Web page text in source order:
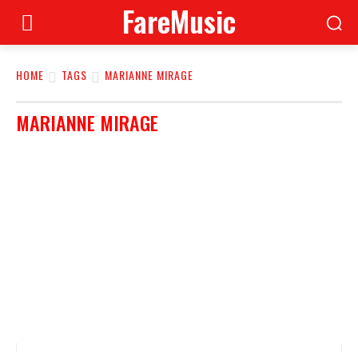
FareMusic
HOME TAGS MARIANNE MIRAGE
MARIANNE MIRAGE